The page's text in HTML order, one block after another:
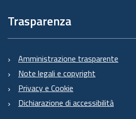
Trasparenza
Amministrazione trasparente
Note legali e copyright
Privacy e Cookie
Dichiarazione di accessibilità